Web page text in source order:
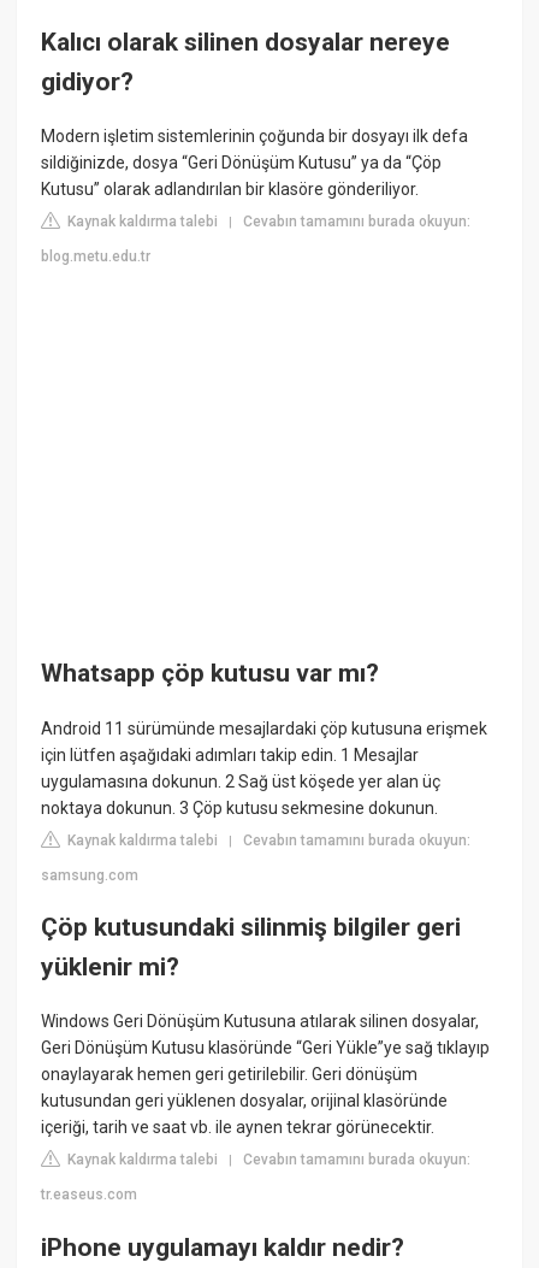
Kalıcı olarak silinen dosyalar nereye
gidiyor?
Modern işletim sistemlerinin çoğunda bir dosyayı ilk defa
sildiğinizde, dosya “Geri Dönüşüm Kutusu” ya da “Çöp
Kutusu” olarak adlandırılan bir klasöre gönderiliyor.
Kaynak kaldırma talebi |Cevabın tamamını burada okuyun:
blog.metu.edu.tr
Whatsapp çöp kutusu var mı?
Android 11 sürümünde mesajlardaki çöp kutusuna erişmek
için lütfen aşağıdaki adımları takip edin. 1 Mesajlar
uygulamasına dokunun. 2 Sağ üst köşede yer alan üç
noktaya dokunun. 3 Çöp kutusu sekmesine dokunun.
Kaynak kaldırma talebi |Cevabın tamamını burada okuyun:
samsung.com
Çöp kutusundaki silinmiş bilgiler geri
yüklenir mi?
Windows Geri Dönüşüm Kutusuna atılarak silinen dosyalar,
Geri Dönüşüm Kutusu klasöründe “Geri Yükle”ye sağ tıklayıp
onaylayarak hemen geri getirilebilir. Geri dönüşüm
kutusundan geri yüklenen dosyalar, orijinal klasöründe
içeriği, tarih ve saat vb. ile aynen tekrar görünecektir.
Kaynak kaldırma talebi |Cevabın tamamını burada okuyun:
tr.easeus.com
iPhone uygulamayı kaldır nedir?